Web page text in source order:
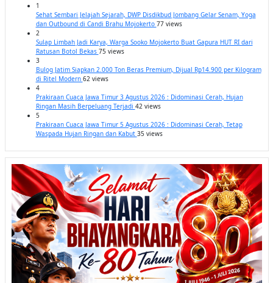
1
Sehat Sembari Jelajah Sejarah, DWP Disdikbud Jombang Gelar Senam, Yoga
dan Outbound di Candi Brahu Mojokerto 77 views
2
Sulap Limbah Jadi Karya, Warga Sooko Mojokerto Buat Gapura HUT RI dari
Ratusan Botol Bekas 75 views
3
Bulog Jatim Siapkan 2.000 Ton Beras Premium, Dijual Rp14.900 per Kilogram
di Ritel Modern 62 views
4
Prakiraan Cuaca Jawa Timur 3 Agustus 2026 : Didominasi Cerah, Hujan
Ringan Masih Berpeluang Terjadi 42 views
5
Prakiraan Cuaca Jawa Timur 5 Agustus 2026 : Didominasi Cerah, Tetap
Waspada Hujan Ringan dan Kabut 35 views